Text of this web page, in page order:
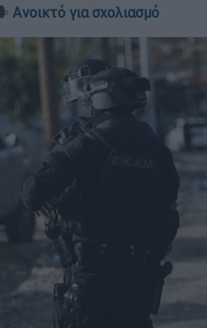
Ανοικτό για σχολιασμό